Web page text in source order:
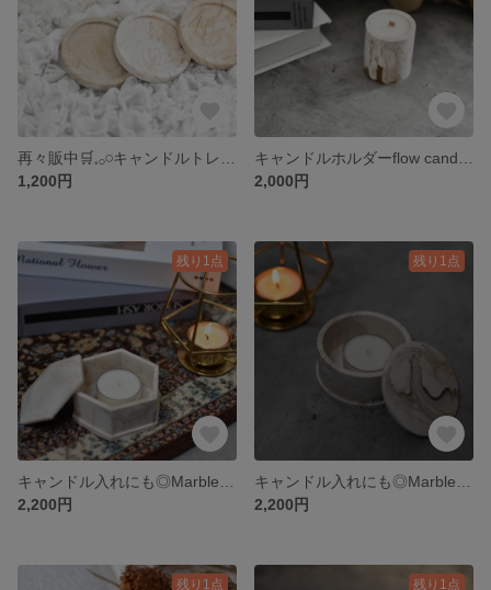
1,200円
2,000円
残り1点
2,200円
残り1点
2,200円
残り1点 残り1点